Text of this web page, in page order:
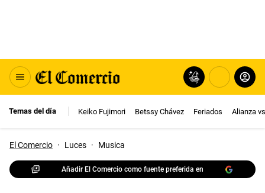
Temas del día Keiko Fujimori Betssy Chávez Feriados Alianza
El Comercio · Luces · Musica
Añadir El Comercio como fuente preferida en